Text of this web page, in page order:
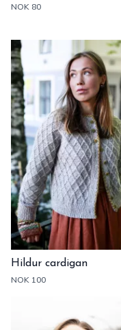
NOK 80
Hildur cardigan
NOK 100